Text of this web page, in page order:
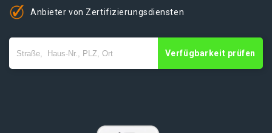
Anbieter von Zertifizierungsdiensten
Verfügbarkeit prüfen